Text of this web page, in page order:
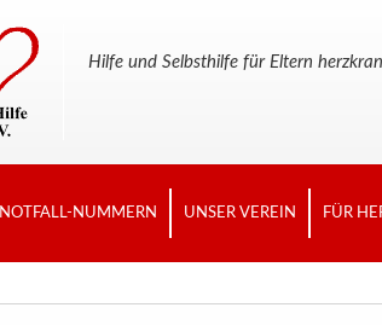
Hilfe und Selbsthilfe für Eltern
NOTFALL-NUMMERN UNSER VEREIN FÜR